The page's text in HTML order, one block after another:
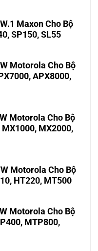
Maxon Cho Bộ
SP150, SL55
Motorola Cho Bộ
APX8000,
Motorola Cho Bộ
MX2000,
Motorola Cho Bộ
HT220, MT500
Motorola Cho Bộ
MTP800,